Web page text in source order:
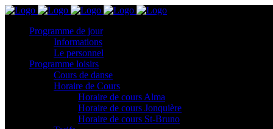
Programme de jour
Informations
Le personnel
Programme loisirs
Cours de danse
Horaire de Cours
Horaire de cours Alma
Horaire de cours Jonquière
Horaire de cours St-Bruno